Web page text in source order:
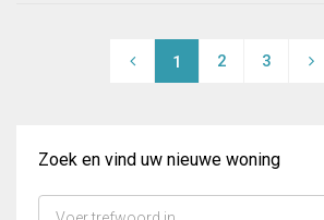
1 2 3
Zoek en vind uw nieuwe woning